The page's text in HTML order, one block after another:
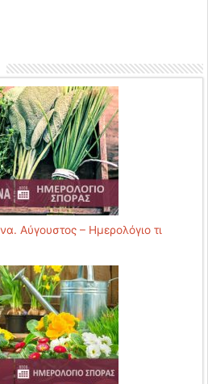
Αύγουστος – Ημερολόγιο τι